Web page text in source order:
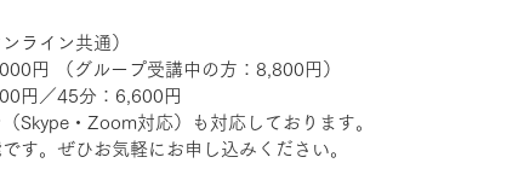
ンライン共通）
円 （グループ受講中の方：8,800円）
円／45分：6,600円
Skype・Zoom対応）も対応しております。
。ぜひお気軽にお申し込みください。